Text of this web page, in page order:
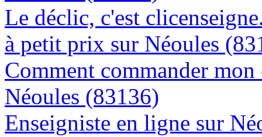
Le déclic, c'est
à petit prix sur Néoules
Comment commander
Néoules (83136)
Enseigniste en ligne sur